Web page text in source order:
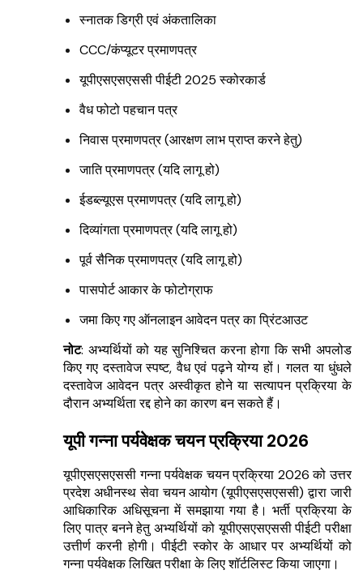
स्नातक डिग्री एवं अंकतालिका
CCC/कंप्यूटर प्रमाणपत्र
यूपीएसएसएससी पीईटी 2025 स्कोरकार्ड
वैध फोटो पहचान पत्र
निवास प्रमाणपत्र (आरक्षण लाभ प्राप्त करने हेतु)
जाति प्रमाणपत्र (यदि लागू हो)
ईडब्ल्यूएस प्रमाणपत्र (यदि लागू हो)
दिव्यांगता प्रमाणपत्र (यदि लागू हो)
पूर्व सैनिक प्रमाणपत्र (यदि लागू हो)
पासपोर्ट आकार के फोटोग्राफ
जमा किए गए ऑनलाइन आवेदन पत्र का प्रिंटआउट
नोट: अभ्यर्थियों को यह सुनिश्चित करना होगा कि सभी अपलोड
किए गए दस्तावेज स्पष्ट, वैध एवं पढ़ने योग्य हों। गलत या धुंधले
दस्तावेज आवेदन पत्र अस्वीकृत होने या सत्यापन प्रक्रिया के
दौरान अभ्यर्थिता रद्द होने का कारण बन सकते हैं।
यूपी गन्ना पर्यवेक्षक चयन प्रक्रिया 2026
यूपीएसएसएससी गन्ना पर्यवेक्षक चयन प्रक्रिया 2026 को उत्तर
प्रदेश अधीनस्थ सेवा चयन आयोग (यूपीएसएसएससी) द्वारा जारी
आधिकारिक अधिसूचना में समझाया गया है। भर्ती प्रक्रिया के
लिए पात्र बनने हेतु अभ्यर्थियों को यूपीएसएसएससी पीईटी परीक्षा
उत्तीर्ण करनी होगी। पीईटी स्कोर के आधार पर अभ्यर्थियों को
गन्ना पर्यवेक्षक लिखित परीक्षा के लिए शॉर्टलिस्ट किया जाएगा।